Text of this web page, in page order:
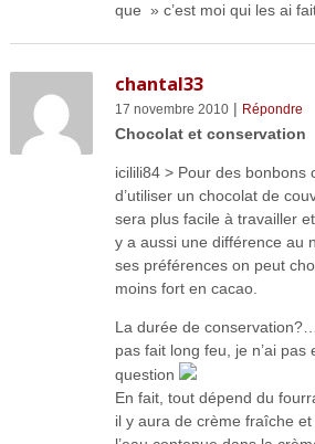
que » c’est moi qui les ai
chantal33
17 novembre 2010| Répondre
Chocolat et conservation
icilili84 > Pour des bonbons
d’utiliser un chocolat de
sera plus facile à travailler
y a aussi une différence au
ses préférences on peut
moins fort en cacao.
La durée de
pas fait long feu, je n’ai pas
question
En fait, tout dépend du
il y aura de crème fraîche